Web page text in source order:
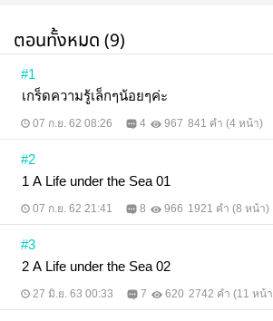
ตอนทั้งหมด (9)
#1
เกร็ดความรู้เล็กๆน้อยๆค่ะ
07 ก.ย. 62 08:26 4 967 841 คำ (4 หน้า)
#2
1 A Life under the Sea 01
07 ก.ย. 62 21:41 8 966 1921 คำ (8 หน้า)
#3
2 A Life under the Sea 02
27 มิ.ย. 63 00:33 7 620 2742 คำ (11 หน้